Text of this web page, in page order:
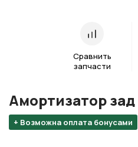
Сравнить
запчасти
+ Возможна оплата бонусами
Амортизатор